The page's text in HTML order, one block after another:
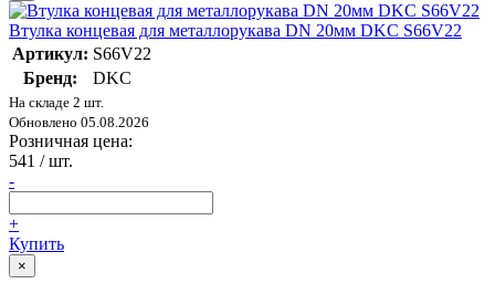
Втулка концевая для металлорукава DN 20мм DKC S66V22
Артикул: S66V22
Бренд:
DKC
На складе 2 шт.
Обновлено 05.08.2026
Розничная цена:
541 / шт.
-
+
Купить
×